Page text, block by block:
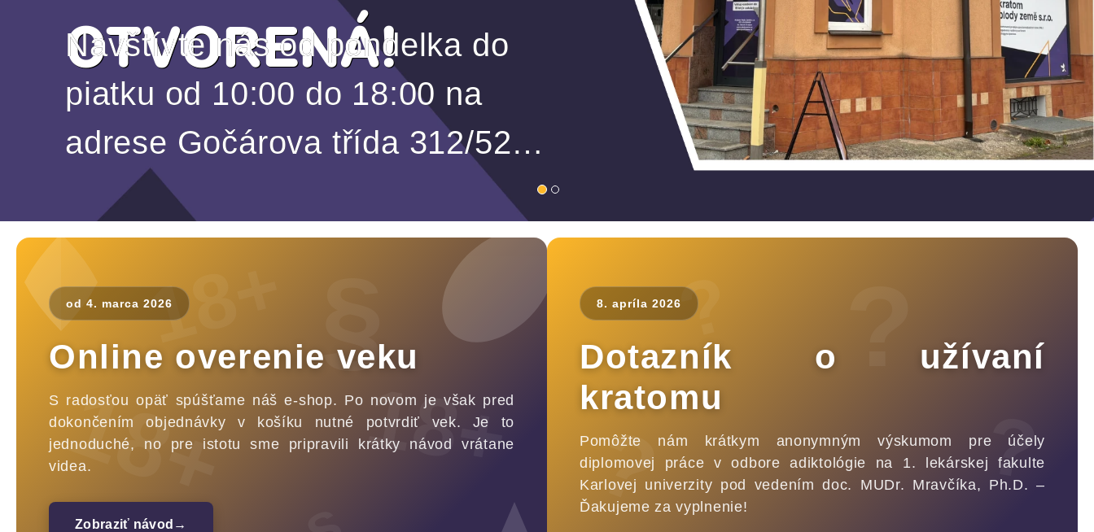
OTVORENÁ!
Navštívte nás od pondelka do
piatku od 10:00 do 18:00 na
adrese Gočárova třída 312/52
(vedľa AuParku)
§
18+
18+ 18+
od 4. marca 2026
Online overenie veku
S radosťou opäť spúšťame náš e-shop. Po novom je však pred
dokončením objednávky v košíku nutné potvrdiť vek. Je to
jednoduché, no pre istotu sme pripravili krátky návod vrátane
videa.
Zobraziť návod →
?
?
? ?
8. apríla 2026
Dotazník o užívaní
kratomu
Pomôžte nám krátkym anonymným výskumom pre účely
diplomovej práce v odbore adiktológie na 1. lekárskej fakulte
Karlovej univerzity pod vedením doc. MUDr. Mravčíka, Ph.D. –
Ďakujeme za vyplnenie!